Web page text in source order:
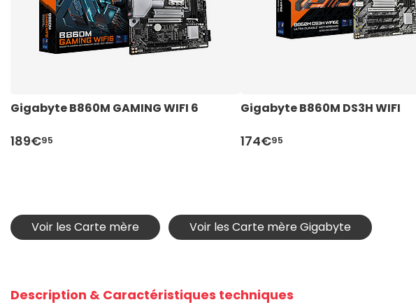
Gigabyte B860M GAMING WIFI 6
189€95
Gigabyte B860M DS3H WIFI
174€95
Voir les Carte mère Voir les Carte mère Gigabyte
Description & Caractéristiques techniques